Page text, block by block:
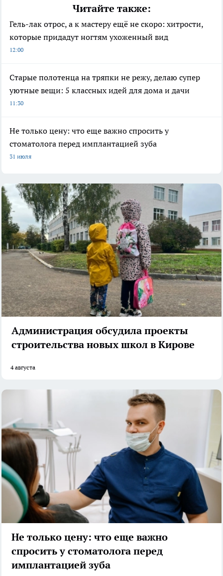
Читайте также:
Гель-лак отрос, а к мастеру ещё не скоро: хитрости,
которые придадут ногтям ухоженный вид
12:00
Старые полотенца на тряпки не режу, делаю супер
уютные вещи: 5 классных идей для дома и дачи
11:30
Не только цену: что еще важно спросить у
стоматолога перед имплантацией зуба
31 июля
Администрация обсудила проекты
строительства новых школ в Кирове
4 августа
Не только цену: что еще важно
спросить у стоматолога перед
имплантацией зуба